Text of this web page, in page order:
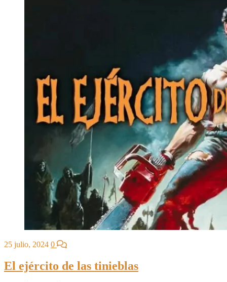
25 julio, 2024 0
El ejército de las tinieblas